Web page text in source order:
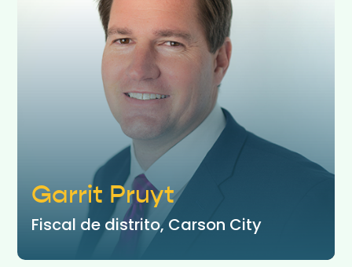
Garrit Pruyt
Fiscal de distrito, Carson City